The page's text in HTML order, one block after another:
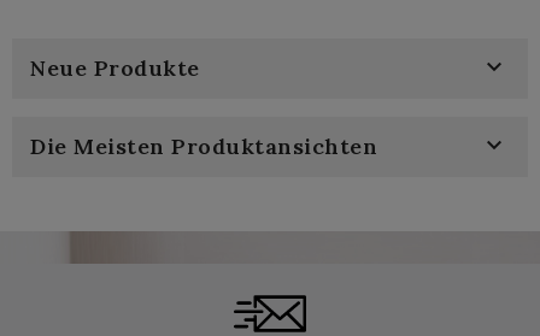
Neue Produkte 
Die Meisten Produktansichten 